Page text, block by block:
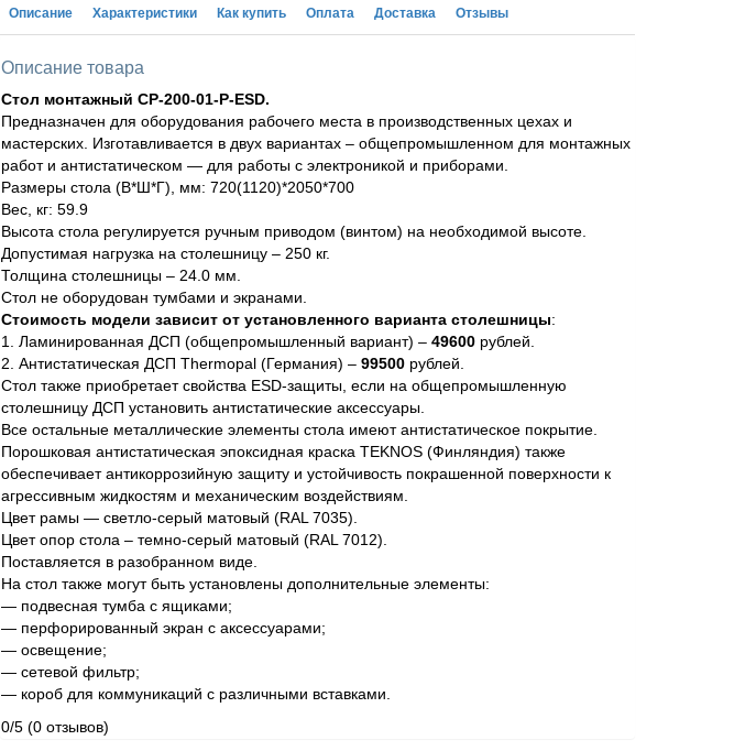
Описание Характеристики Как купить Оплата Доставка Отзывы
Описание товара
Стол монтажный СР-200-01-Р-ESD.
Предназначен для оборудования рабочего места в производственных цехах и
мастерских. Изготавливается в двух вариантах – общепромышленном для монтажных
работ и антистатическом — для работы с электроникой и приборами.
Размеры стола (В*Ш*Г), мм: 720(1120)*2050*700
Вес, кг: 59.9
Высота стола регулируется ручным приводом (винтом) на необходимой высоте.
Допустимая нагрузка на столешницу – 250 кг.
Толщина столешницы – 24.0 мм.
Стол не оборудован тумбами и экранами.
Стоимость модели зависит от установленного варианта столешницы:
1. Ламинированная ДСП (общепромышленный вариант) – 49600рублей.
2. Антистатическая ДСП Thermopal (Германия) – 99500рублей.
Стол также приобретает свойства ESD-защиты, если на общепромышленную
столешницу ДСП установить антистатические аксессуары.
Все остальные металлические элементы стола имеют антистатическое покрытие.
Порошковая антистатическая эпоксидная краска TEKNOS (Финляндия) также
обеспечивает антикоррозийную защиту и устойчивость покрашенной поверхности к
агрессивным жидкостям и механическим воздействиям.
Цвет рамы — светло-серый матовый (RAL 7035).
Цвет опор стола – темно-серый матовый (RAL 7012).
Поставляется в разобранном виде.
На стол также могут быть установлены дополнительные элементы:
— подвесная тумба с ящиками;
— перфорированный экран с аксессуарами;
— освещение;
— сетевой фильтр;
— короб для коммуникаций с различными вставками.
0/5 (0 отзывов)